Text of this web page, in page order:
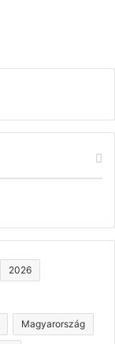
2026
Magyarország